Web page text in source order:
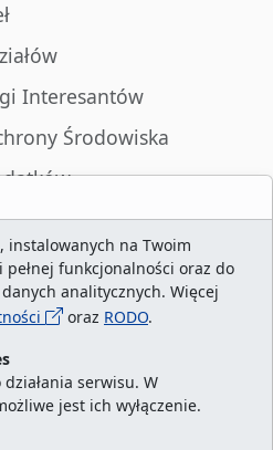
instalowanych na Twoim
funkcjonalności oraz do
analitycznych. Więcej
oraz RODO.
serwisu. W
jest ich wyłączenie.
Interesantów
Środowiska
Obywatelskich
aktualna strona:
strony
Portal eurzad.szczecin.pl